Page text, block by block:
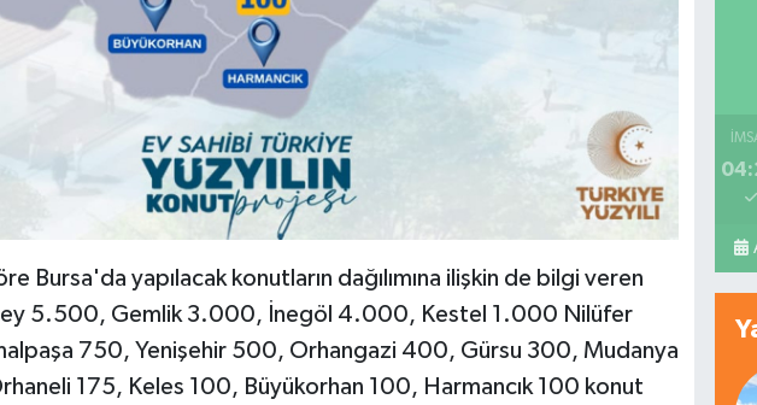
Bursa'da yapılacak konutların dağılımına ilişkin de bilgi veren
5.500, Gemlik 3.000, İnegöl 4.000, Kestel 1.000 Nilüfer
750, Yenişehir 500, Orhangazi 400, Gürsu 300, Mudanya
175, Keles 100, Büyükorhan 100, Harmancık 100 konut